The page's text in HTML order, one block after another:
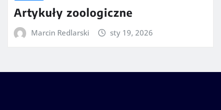
Artykuły zoologiczne
Marcin Redlarski sty 19, 2026